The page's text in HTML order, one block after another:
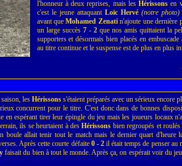
l'honneur à deux reprises, mais lesHérissons en
c'est le jeune attaquant Loïc Hervé (notre photo)
avant queMohamed Zenatin'ajoute une dernière
un large succès 7 - 2que nos amis quittaient la
supporters et désormais bien placés en embuscade
au titre continue et le suspense est de plus en plus
les Hérissonss'étaient préparés avec un sérieux encore
concurrent pour le titre. C'est donc dans de bonnes
en espérant tirer leur épingle du jeu mais les joueurs locaux
ils se heurtaient à desHérissons bien regroupés et
boule allait tenir tout le match mais le dernier quart d'heure
Après cette courte défaite 0 - 2il était temps de penser au
faisait du bien à tout le monde. Après ça, on espérait voir du